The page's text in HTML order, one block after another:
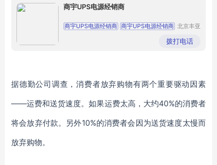
商宇UPS电源经销商
商宇UPS电源经销商 商宇UPS电源经销商 北京丰亚
发展有限
公司
拨打电话
据德勤公司调查，消费者放弃购物有两个重要驱动因素
——运费和送货速度。如果运费太高，大约40%的消费者
将会放弃付款。另外10%的消费者会因为送货速度太慢而
放弃购物。